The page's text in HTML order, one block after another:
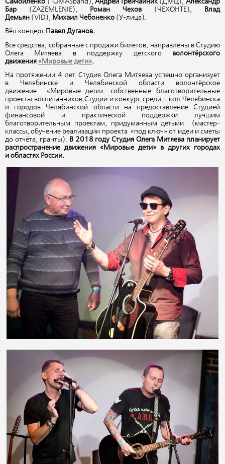
Самойленко (TOMASband),Андрей Грейчайник (ДМЦ),Александр
Бар (ZAZEMLENIE), Роман Чехов (ЧЕХОНТЕ),
Влад
Демьян (VID ), Михаил Чебоненко (У-лица).
Вёл концерт
Павел Дуганов.
Все средства, собранные с продажи билетов, направлены в Студию
Олега Митяева в поддержку детского волонтёрского
движения «Мировые дети».
На протяжении 4 лет Студия Олега Митяева успешно организует
в Челябинске и Челябинской области волонтёрское
движение «Мировые дети»: собственные благотворительные
проекты воспитанников Студии и конкурс среди школ Челябинска
и городов Челябинской области на предоставление Студией
финансовой и практической поддержки лучшим
благотворительным проектам, придуманным детьми (мастер-
классы, обучение реализации проекта «под ключ» от идеи и сметы
до отчёта, гранты).
В 2018 году Студия Олега Митяева планирует
распространение движения «Мировые дети» в других городах
и областях России.